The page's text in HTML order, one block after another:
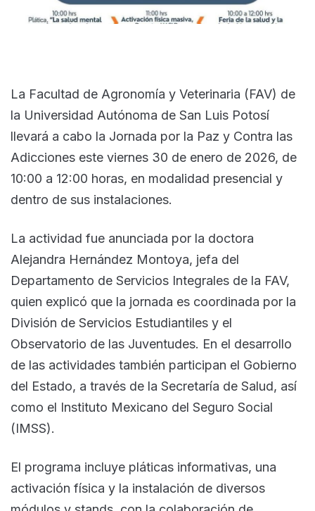
La Facultad de Agronomía y Veterinaria (FAV) de
la Universidad Autónoma de San Luis Potosí
llevará a cabo la Jornada por la Paz y Contra las
Adicciones este viernes 30 de enero de 2026, de
10:00 a 12:00 horas, en modalidad presencial y
dentro de sus instalaciones.
La actividad fue anunciada por la doctora
Alejandra Hernández Montoya, jefa del
Departamento de Servicios Integrales de la FAV,
quien explicó que la jornada es coordinada por la
División de Servicios Estudiantiles y el
Observatorio de las Juventudes. En el desarrollo
de las actividades también participan el Gobierno
del Estado, a través de la Secretaría de Salud, así
como el Instituto Mexicano del Seguro Social
(IMSS).
El programa incluye pláticas informativas, una
activación física y la instalación de diversos